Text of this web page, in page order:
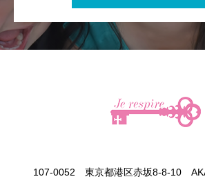
107-0052 東京都港区赤坂8-8-10